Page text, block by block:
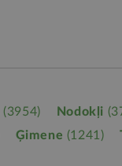
(3954) Nodokļi
Ģimene (1241)